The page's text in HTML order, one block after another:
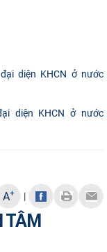
diện KHCN ở nước
A+ |
TÂM